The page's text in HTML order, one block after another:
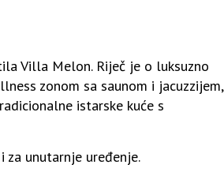
Villa Melon. Riječ je o luksuzno
zonom sa saunom i jacuzzijem,
istarske kuće s
za unutarnje uređenje.